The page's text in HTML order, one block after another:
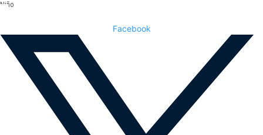
Niño
Facebook